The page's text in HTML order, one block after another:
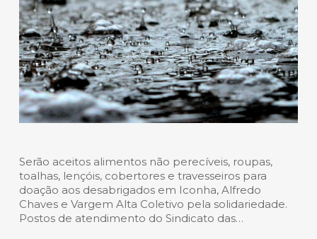
Serão aceitos alimentos não perecíveis, roupas,
toalhas, lençóis, cobertores e travesseiros para
doação aos desabrigados em Iconha, Alfredo
Chaves e Vargem Alta Coletivo pela solidariedade.
Postos de atendimento do Sindicato das…